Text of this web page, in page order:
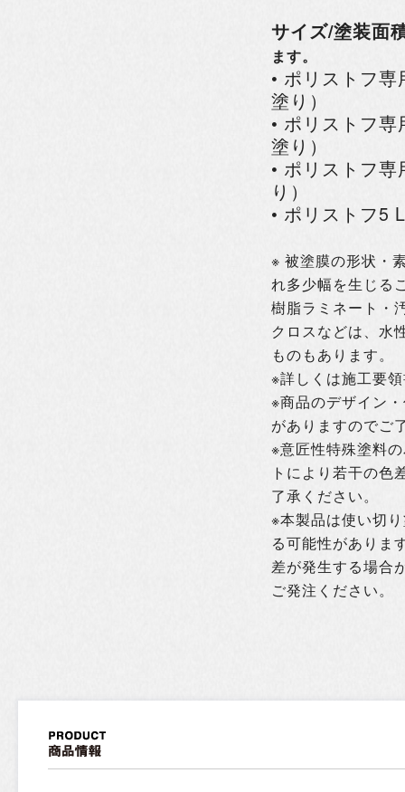
サイズ/塗装
ます。
• ポリストフ
塗り）
• ポリストフ
塗り）
• ポリストフ
り）
• ポリストフ
※ 被塗膜の形状・
れ多少幅を生じる
樹脂ラミネート・
クロスなどは、水
ものもあります。
※詳しくは施工要
※商品のデザイン
がありますのでご
※意匠性特殊塗料
トにより若干の色
了承ください。
※本製品は使い切
る可能性がありま
差が発生する場合
ご発注ください。